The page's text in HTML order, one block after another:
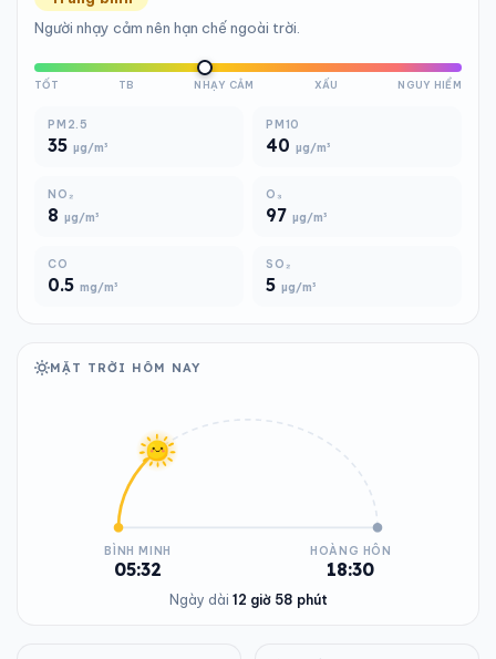
Người nhạy cảm nên hạn chế ngoài trời.
TỐT TB NHẠY CẢM XẤU NGUY HIỂM
PM2.5
35 µg/m³
PM10
40 µg/m³
NO₂
8 µg/m³
O₃
97 µg/m³
CO
0.5 mg/m³
SO₂
5 µg/m³
MẶT TRỜI HÔM NAY
BÌNH MINH
05:32
HOÀNG HÔN
18:30
Ngày dài 12 giờ 58 phút